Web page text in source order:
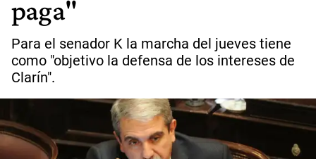
paga"
Para el senador K la marcha del jueves tiene
como "objetivo la defensa de los intereses de
Clarín".